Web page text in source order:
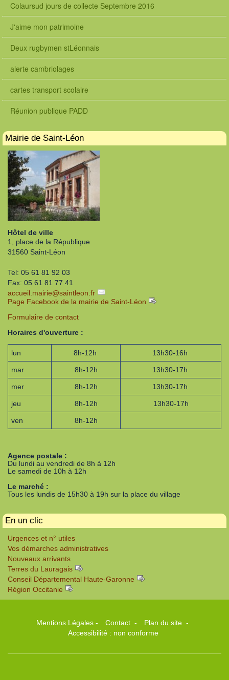
Colaursud jours de collecte Septembre 2016
J'aime mon patrimoine
Deux rugbymen stLéonnais
alerte cambriolages
cartes transport scolaire
Réunion publique PADD
Mairie de Saint-Léon
Hôtel de ville
1, place de la République
31560 Saint-Léon
Tel: 05 61 81 92 03
Fax: 05 61 81 77 41
accueil.mairie@saintleon.fr
Page Facebook de la mairie de Saint-Léon
Formulaire de contact
Horaires d'ouverture :
lun 8h-12h 13h30-16h
mar 8h-12h 13h30-17h
mer 8h-12h 13h30-17h
jeu 8h-12h 13h30-17h
ven 8h-12h
Agence postale :
Du lundi au vendredi de 8h à 12h
Le samedi de 10h à 12h
Le marché :
Tous les lundis de 15h30 à 19h sur la place du village
En un clic
Urgences et n° utiles
Vos démarches administratives
Nouveaux arrivants
Terres du Lauragais
Conseil Départemental Haute-Garonne
Région Occitanie
Mentions Légales- Contact - Plan du site -
Accessibilité : non conforme